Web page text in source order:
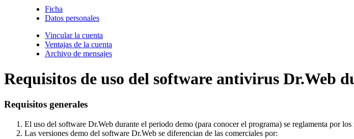
Ficha
Datos personales
Vincular la cuenta
Ventajas de la cuenta
Archivo de mensajes
Requisitos de uso del software antivirus Dr.Web
Requisitos generales
El uso del software Dr.Web durante el periodo demo (para conocer el programa) se reglamenta por los
Las versiones demo del software Dr.Web se diferencian de las comerciales por: